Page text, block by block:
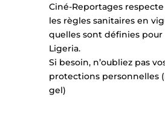
Ciné-Reportages
les règles sanitaires en
quelles sont définies pour
Ligeria.
Si besoin, n’oubliez pas
protections personnelles
gel)